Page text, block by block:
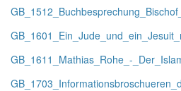
GB_1611_Mathias_Rohe_-